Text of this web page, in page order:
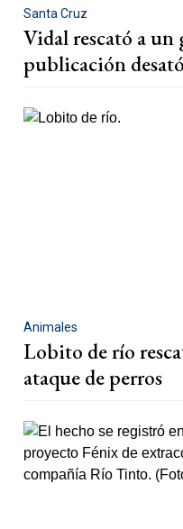
Santa Cruz
Vidal rescató a un
publicación
Animales
Lobito de río
ataque de perros